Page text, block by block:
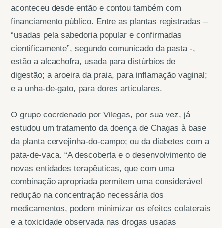
aconteceu desde então e contou também com
financiamento público. Entre as plantas registradas –
“usadas pela sabedoria popular e confirmadas
cientificamente”, segundo comunicado da pasta -,
estão a alcachofra, usada para distúrbios de
digestão; a aroeira da praia, para inflamação vaginal;
e a unha-de-gato, para dores articulares.
O grupo coordenado por Vilegas, por sua vez, já
estudou um tratamento da doença de Chagas à base
da planta cervejinha-do-campo; ou da diabetes com a
pata-de-vaca. “A descoberta e o desenvolvimento de
novas entidades terapêuticas, que com uma
combinação apropriada permitem uma considerável
redução na concentração necessária dos
medicamentos, podem minimizar os efeitos colaterais
e a toxicidade observada nas drogas usadas